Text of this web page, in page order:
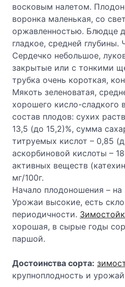
восковым налетом.
воронка маленькая, со
оржавленностью. Блюдце
гладкое, средней глубины.
Сердечко небольшое,
закрытые или с тонкими
трубка очень короткая,
Мякоть зеленоватая,
хорошего кисло-сладкого
состав плодов: сухих
13,5 (до 15,2)%, сумма
титруемых кислот – 0,85
аскорбиновой кислоты –
активных веществ
мг/100г.
Начало плодоношения –
Урожаи высокие, есть
периодичности.
хорошая, в сырые годы
паршой.
Достоинства сорта:
крупноплодность и